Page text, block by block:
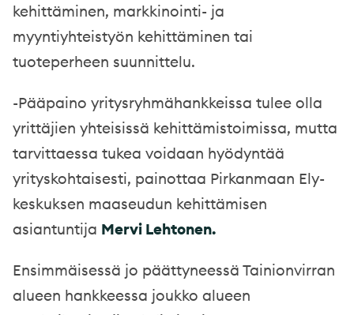
kehittäminen, markkinointi- ja
myyntiyhteistyön kehittäminen tai
tuoteperheen suunnittelu.
-Pääpaino yritysryhmähankkeissa tulee olla
yrittäjien yhteisissä kehittämistoimissa, mutta
tarvittaessa tukea voidaan hyödyntää
yrityskohtaisesti, painottaa Pirkanmaan Ely-
keskuksen maaseudun kehittämisen
asiantuntija Mervi Lehtonen.
Ensimmäisessä jo päättyneessä Tainionvirran
alueen hankkeessa joukko alueen